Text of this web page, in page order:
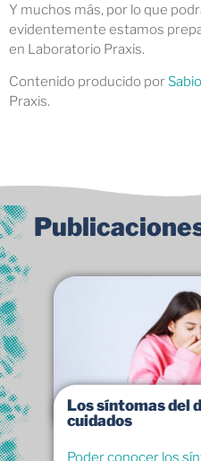
Y muchos más, por lo que
evidentemente estamos
en Laboratorio Praxis.
Contenido producido por
Praxis.
Los síntomas del
cuidados
Poder conocer los